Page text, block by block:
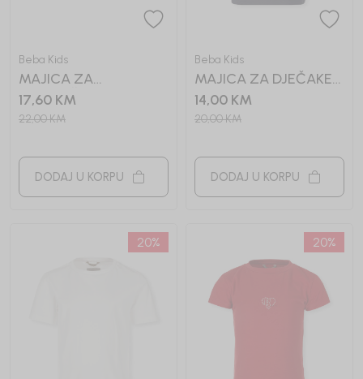
Beba Kids
MAJICA ZA
DJEVOJČICE BASIC
17,60 KM
22,00KM
DODAJ U KORPU
Beba Kids
MAJICA ZA DJEČAKE
BASIC
14,00 KM
20,00KM
DODAJ U KORPU
20% 20%